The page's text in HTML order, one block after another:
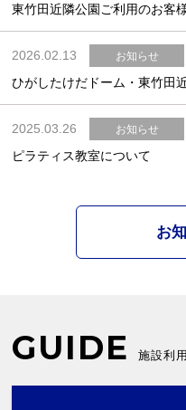
東竹田近隣公園ご利用のお客
2026.02.13 お知らせ
ひがしたけだドーム・東竹田
2025.03.26 お知らせ
ピラティス教室について
お
GUIDE 施設利用